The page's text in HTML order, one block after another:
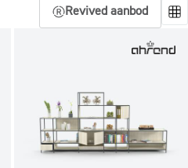
Revived aanbod